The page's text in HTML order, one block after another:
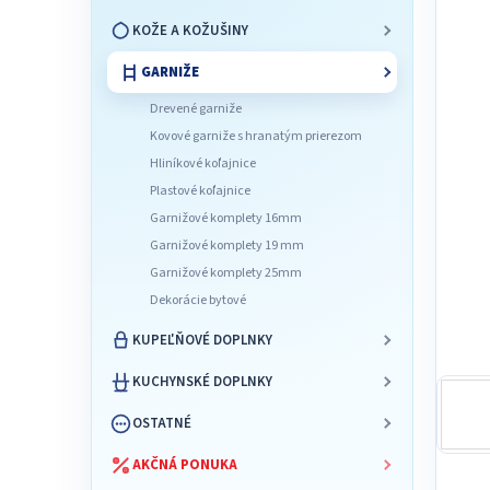
KOŽE A KOŽUŠINY
GARNIŽE
Drevené garniže
Kovové garniže s hranatým prierezom
Hliníkové koľajnice
Plastové koľajnice
Garnižové komplety 16mm
Garnižové komplety 19 mm
Garnižové komplety 25mm
Dekorácie bytové
KUPEĽŇOVÉ DOPLNKY
KUCHYNSKÉ DOPLNKY
OSTATNÉ
AKČNÁ PONUKA